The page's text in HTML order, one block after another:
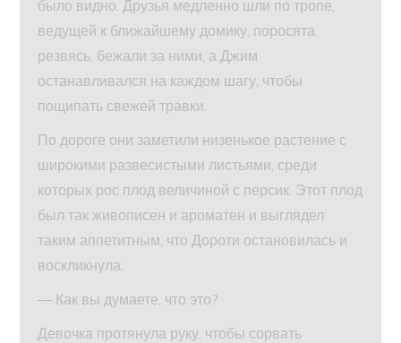
было видно. Друзья медленно шли по тропе,
ведущей к ближайшему домику, поросята,
резвясь, бежали за ними, а Джим
останавливался на каждом шагу, чтобы
пощипать свежей травки.
По дороге они заметили низенькое растение с
широкими развесистыми листьями, среди
которых рос плод величиной с персик. Этот плод
был так живописен и ароматен и выглядел
таким аппетитным, что Дороти остановилась и
воскликнула:
— Как вы думаете, что это?
Девочка протянула руку, чтобы сорвать